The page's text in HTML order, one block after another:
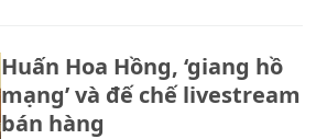
Huấn Hoa Hồng, ‘giang hồ
mạng’ và đế chế livestream
bán hàng